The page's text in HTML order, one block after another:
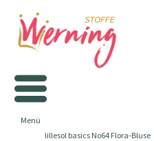
Menü
lillesol basics No64 Flora-Bluse